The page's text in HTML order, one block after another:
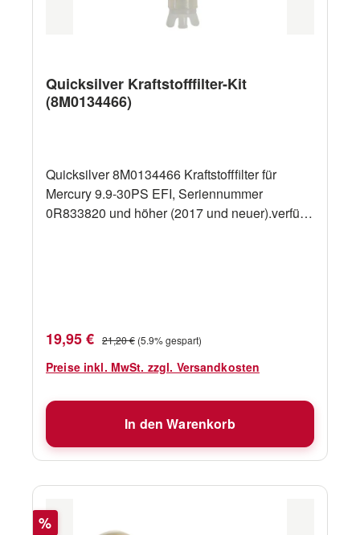
Quicksilver Kraftstofffilter-Kit
(8M0134466)
Quicksilver 8M0134466 Kraftstofffilter für
Mercury 9.9-30PS EFI, Seriennummer
0R833820 und höher (2017 und neuer).verfügt
Verkaufspreis:
19,95 € Regulärer Preis:
21,20 € (5.9% gespart)
Preise inkl. MwSt. zzgl. Versandkosten
In den Warenkorb
Rabatt
%